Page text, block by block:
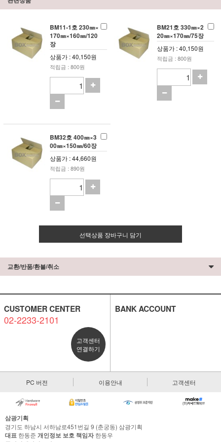
BM11-1호 230㎜×
170㎜×160㎜/120
장
상품가 : 40,150원
적립금 : 800원
BM21호 330㎜×2
20㎜×170㎜/75장
상품가 : 40,150원
적립금 : 800원
BM32호 400㎜×3
00㎜×150㎜/60장
상품가 : 44,660원
적립금 : 890원
선택상품 장바구니 담기
교환/반품/환불/취소
CUSTOMER CENTER
02-2233-2101
고객센터
연결하기
BANK ACCOUNT
PC 버전 이용안내 고객센터
삼광기획
경기도 하남시 서하남로451번길 9 (춘궁동) 삼광기획
대표 한동준 개인정보 보호 책임자한동우